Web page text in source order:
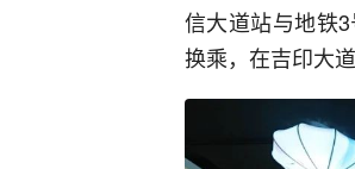
信大道站与地铁
换乘，在吉印大